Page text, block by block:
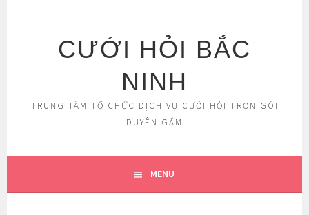
CƯỚI HỎI BẮC
NINH
TRUNG TÂM TỔ CHỨC DỊCH VỤ CƯỚI HỎI TRỌN GÓI
DUYÊN GẤM
MENU